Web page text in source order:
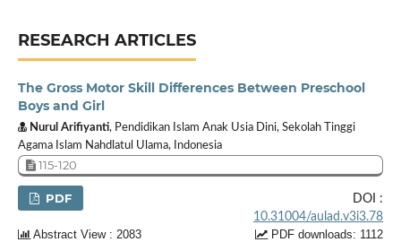
RESEARCH ARTICLES
The Gross Motor Skill Differences Between Preschool
Boys and Girl
Nurul Arifiyanti, Pendidikan Islam Anak Usia Dini, Sekolah Tinggi
Agama Islam Nahdlatul Ulama, Indonesia
115-120
PDF
DOI :
10.31004/aulad.v3i3.78
Abstract View : 2083
PDF downloads: 1112